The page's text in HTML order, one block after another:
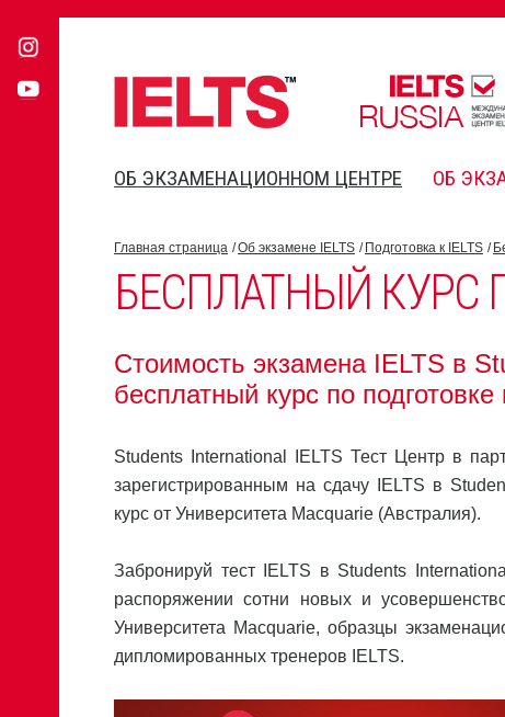
ОБ ЭКЗАМЕНАЦИОННОМ ЦЕНТРЕ ОБ
Главная страница Об экзамене IELTS Подготовка к IELTS
БЕСПЛАТНЫЙ КУРС
Стоимость экзамена IELTS в
бесплатный курс по подготовке
Students International IELTS Тест Центр в
зарегистрированным на сдачу IELTS в
курс от Университета Macquarie (Австралия).
Забронируй тест IELTS в Students
распоряжении сотни новых и
Университета Macquarie, образцы
дипломированных тренеров IELTS.